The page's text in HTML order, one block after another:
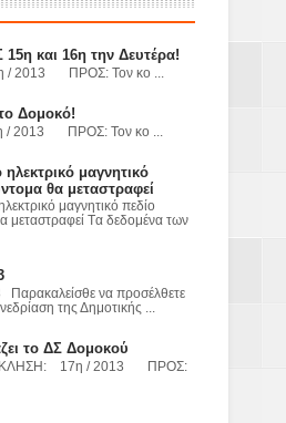
και 16η την Δευτέρα!
ΠΡΟΣ: Τον κο ...
Δομοκό!
ΠΡΟΣ: Τον κο ...
μαγνητικό
θα μεταστραφεί
μαγνητικό πεδίο
μεταστραφεί Tα δεδομένα των
να προσέλθετε
της Δημοτικής ...
το ΔΣ Δομοκού
17η / 2013 ΠΡΟΣ: